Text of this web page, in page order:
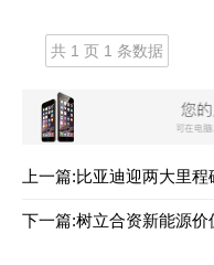
共 1 页 1 条数据
上一篇:比亚迪迎两大里
下一篇:树立合资新能源